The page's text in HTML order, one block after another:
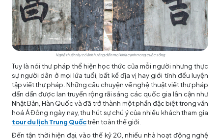
Nghệ thuật này có ảnh hưởng đến mọi khía cạnh trong cuộc sống
Tuy là nói thư pháp thể hiện học thức của mỗi người nhưng thực
sự người dân ở mọi lứa tuổi, bất kể địa vị hay giới tính đều luyện
tập viết thư pháp. Những câu chuyện về nghệ thuật viết thư pháp
dần dần được lan truyền rộng rãi sáng các quốc gia lân cận như
Nhật Bản, Hàn Quốc và đã trở thành một phần đặc biệt trong văn
hoá Á Đông ngày nay, thu hút sự chú ý của nhiều khách tham gia
tour du lịch Trung Quốctrên toàn thế giới.
Đến tận thời hiện đại, vào thế kỷ 20, nhiều nhà hoạt động nghệ